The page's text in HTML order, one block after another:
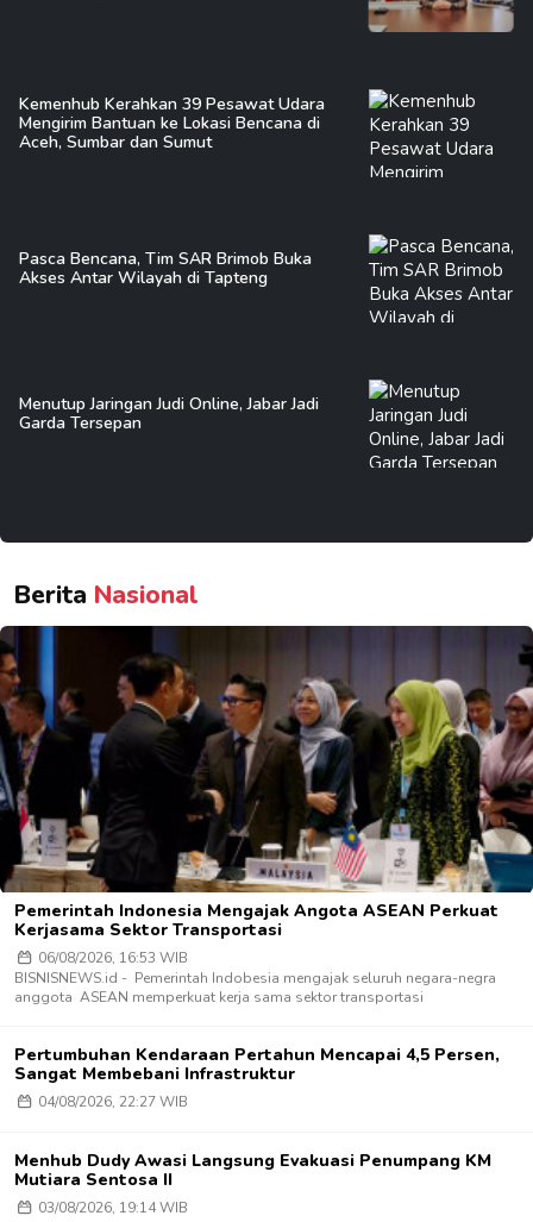
Kemenhub Kerahkan 39 Pesawat Udara
Mengirim Bantuan ke Lokasi Bencana di
Aceh, Sumbar dan Sumut
Pasca Bencana, Tim SAR Brimob Buka
Akses Antar Wilayah di Tapteng
Menutup Jaringan Judi Online, Jabar Jadi
Garda Tersepan
Berita Nasional
Pemerintah Indonesia Mengajak Angota ASEAN Perkuat
Kerjasama Sektor Transportasi
06/08/2026, 16:53 WIB
BISNISNEWS.id - Pemerintah Indobesia mengajak seluruh negara-negra
anggota ASEAN memperkuat kerja sama sektor transportasi
Pertumbuhan Kendaraan Pertahun Mencapai 4,5 Persen,
Sangat Membebani Infrastruktur
04/08/2026, 22:27 WIB
Menhub Dudy Awasi Langsung Evakuasi Penumpang KM
Mutiara Sentosa II
03/08/2026, 19:14 WIB